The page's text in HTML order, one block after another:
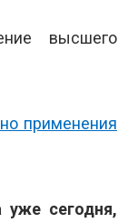
высшего
применения
уже сегодня,